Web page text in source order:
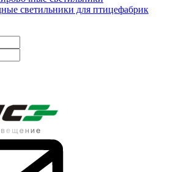
светильники для птицефабрик